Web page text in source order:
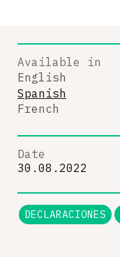
Available in
English
Spanish
French
Date
30.08.2022
DECLARACIONES